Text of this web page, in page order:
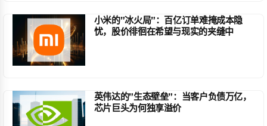
小米的”冰火局”：百亿订单难掩成本隐
忧，股价徘徊在希望与现实的夹缝中
英伟达的”生态壁垒”：当客户负债万亿，
芯片巨头为何独享溢价